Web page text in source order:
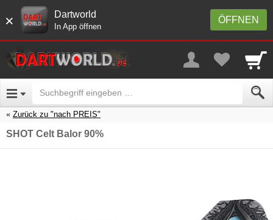
× ÖFFNEN
Dartworld
In App öffnen
Zurück zu "nach PREIS"
SHOT Celt Balor 90%